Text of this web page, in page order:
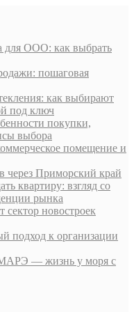
для ООО: как выбрать
пошаговая
как выбирают
под ключ
покупки,
выбора
помещение и
через Приморский край
квартиру: взгляд со
рынка
сектор новостроек
подход к организации
— жизнь у моря с